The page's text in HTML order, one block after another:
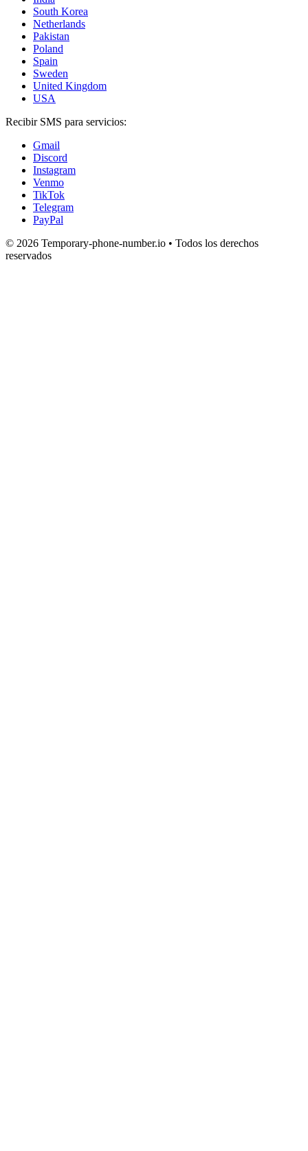
South Korea
Netherlands
Pakistan
Poland
Spain
Sweden
United Kingdom
USA
Recibir SMS para servicios:
Gmail
Discord
Instagram
Venmo
TikTok
Telegram
PayPal
© 2026 Temporary-phone-number.io • Todos los derechos
reservados